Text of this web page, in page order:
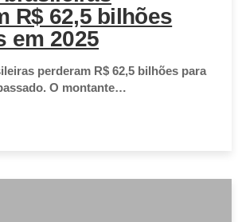
R$ 62,5 bilhões
em 2025
perderam R$ 62,5 bilhões para
O montante…